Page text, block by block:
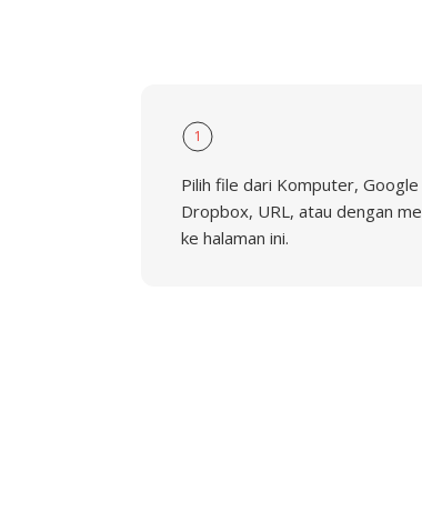
1
Pilih file dari Komputer,
Dropbox, URL, atau dengan
ke halaman ini.